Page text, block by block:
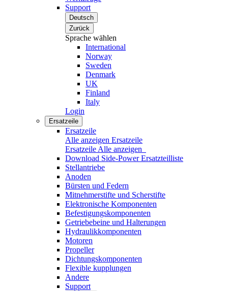
Support
Deutsch
Zurück
Sprache wählen
International
Norway
Sweden
Denmark
UK
Finland
Italy
Login
Ersatzeile
Ersatzeile
Alle anzeigen Ersatzeile
Ersatzeile Alle anzeigen
Download Side-Power Ersatzteilliste
Stellantriebe
Anoden
Bürsten und Federn
Mitnehmerstifte und Scherstifte
Elektronische Komponenten
Befestigungskomponenten
Getriebebeine und Halterungen
Hydraulikkomponenten
Motoren
Propeller
Dichtungskomponenten
Flexible kupplungen
Andere
Support